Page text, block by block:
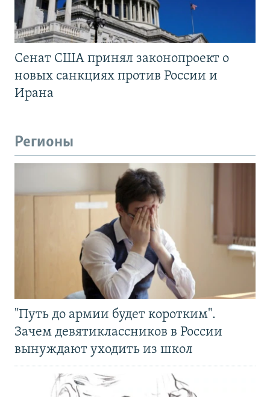
Сенат США принял законопроект о
новых санкциях против России и
Ирана
Регионы
"Путь до армии будет коротким".
Зачем девятиклассников в России
вынуждают уходить из школ